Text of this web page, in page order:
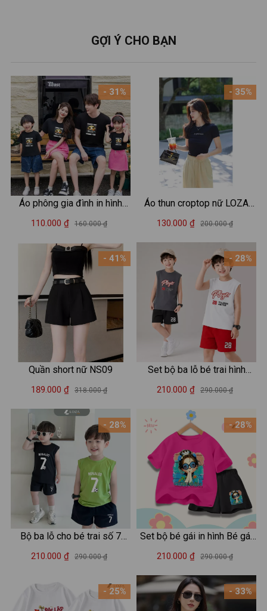
GỢI Ý CHO BẠN
- 31%
Áo phông gia đình in hình
Summer - Áo thun đồng
Loza GĐ3034
110.000 ₫ 160.000 ₫
- 41%
Quần short nữ NS09
189.000 ₫ 318.000 ₫
- 28%
Bộ ba lỗ cho bé trai số 7
Ronaldo size từ 15-40kg -
em nam Loza Kids BL375
210.000 ₫ 290.000 ₫
- 25%
- 35%
Áo thun croptop nữ LOZA
'Happiness' dáng ôm body -
130.000 ₫ 200.000 ₫
- 28%
Set bộ ba lỗ bé trai hình
"Player 28 Awake and Pray"
210.000 ₫ 290.000 ₫
- 28%
Set bộ bé gái in hình Bé gái
Hot trend - Loza SB363
210.000 ₫ 290.000 ₫
- 33%